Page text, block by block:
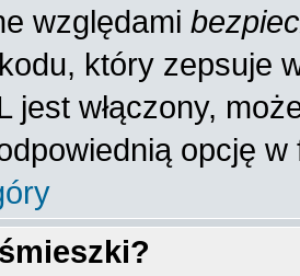
względami
który zepsuje
jest włączony,
opcję w